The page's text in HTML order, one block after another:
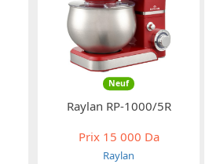
Neuf
Raylan RP-1000/5R
Prix15 000 Da
Raylan